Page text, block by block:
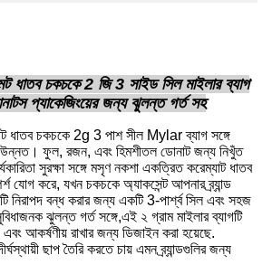
ধাতব চকচকে 2 জি 3 সাইড সিল মাইলার ব্যাগ
প্যাকেজিংয়ের জন্য ঝুলন্ত গর্ত সহ
ধাতব চকচকে 2g 3 পাশ সীল Mylar ব্যাগ সঙ্গে
উন্নত। ফুল, রজন, এবং হিমশীতল ডোনাট জন্য নিখুঁত
সুরক্ষা সঙ্গে মসৃণ নকশা একত্রিত করেম্যাট ধাতব
যোগ করে, যখন চকচকে অ্যাকসেন্ট আপনার ব্র্যান্ড
নিরাপদ বন্ধ করার জন্য একটি 3-পার্শ্ব সিল এবং সহজ
ঝুলন্ত গর্ত সঙ্গে,এই ২ গ্রাম মাইলার ব্যাগটি
আকর্ষণীয় রাখার জন্য ডিজাইন করা হয়েছে.
ছাপ তৈরি করতে চায় এমন ব্র্যান্ডগুলির জন্য